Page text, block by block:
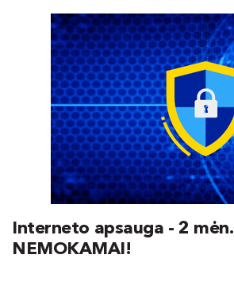
Interneto apsauga - 2 mėn.
NEMOKAMAI!